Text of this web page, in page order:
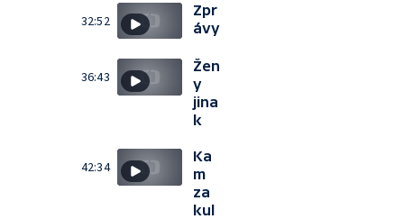
32:52
Zpr
ávy
36:43
Žen
y
jina
k
42:34
Ka
m
za
kul